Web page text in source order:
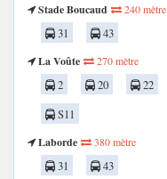
Stade Boucaud
240 mètre
31
43
La Voûte
270 mètre
2 20 22
S11
Laborde
380 mètre
31 43